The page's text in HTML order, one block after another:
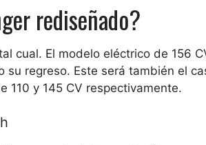
rediseñado?
cual. El modelo eléctrico de 156
regreso. Este será también el
110 y 145 CV respectivamente.